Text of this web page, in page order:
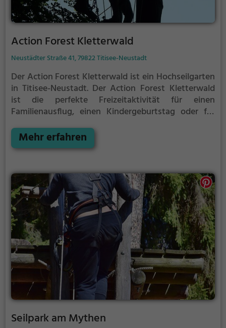
Action Forest Kletterwald
Neustädter Straße 41, 79822 Titisee-Neustadt
Der Action Forest Kletterwald ist ein Hochseilgarten
in Titisee-Neustadt. Der Action Forest Kletterwald
ist die perfekte Freizeitaktivität für einen
Familienausflug, einen Kindergeburtstag oder für
mehrere Meter über dem Erdboden erwartet dich
eine Welt voller Abenteuer und Erlebnis. Der Action
Kletterern als auch Anfängern jede Menge Platz für
Sport und Spaß.
Mehr erfahren
Seilpark am Mythen